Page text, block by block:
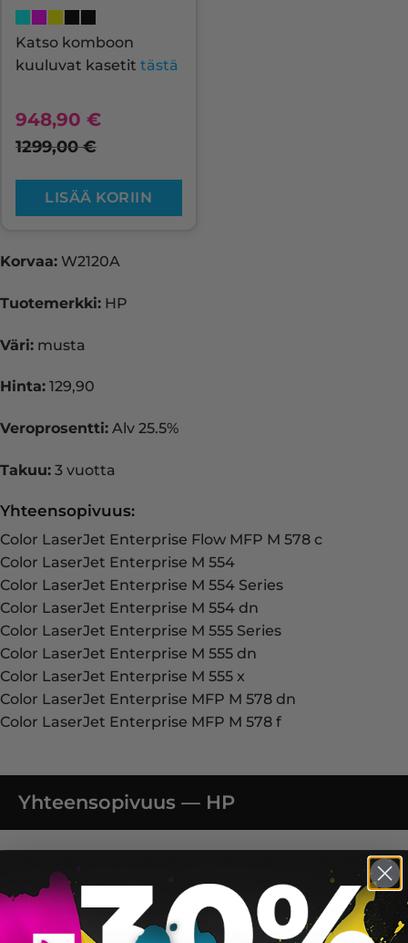
Katso komboon
kuuluvat kasetit tästä
948,90 €
1299,00€
LISÄÄ KORIIN
Korvaa: W2120A
Tuotemerkki: HP
Väri: musta
Hinta: 129,90
Veroprosentti: Alv 25.5%
Takuu: 3 vuotta
Yhteensopivuus:
Color LaserJet Enterprise Flow MFP M 578 c
Color LaserJet Enterprise M 554
Color LaserJet Enterprise M 554 Series
Color LaserJet Enterprise M 554 dn
Color LaserJet Enterprise M 555 Series
Color LaserJet Enterprise M 555 dn
Color LaserJet Enterprise M 555 x
Color LaserJet Enterprise MFP M 578 dn
Color LaserJet Enterprise MFP M 578 f
Yhteensopivuus — HP
Color LaserJet Enterprise Flow MFP M 578 c, Color
Flow MFP M 578 c
Color LaserJet Enterprise M
Color LaserJet Enterprise M
555 Series
Color LaserJet Enterprise M
555 x